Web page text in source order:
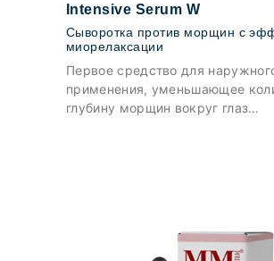
Intensive Serum W
Сыворотка против морщин с
миорелаксации
Первое средство для
применения, уменьшающее
глубину морщин вокруг глаз